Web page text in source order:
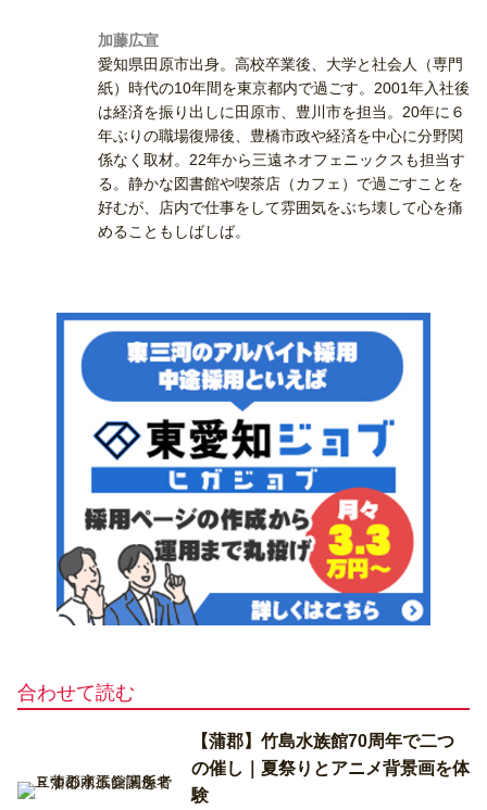
加藤広宣
愛知県田原市出身。高校卒業後、大学と社会人（専門
紙）時代の10年間を東京都内で過ごす。2001年入社後
は経済を振り出しに田原市、豊川市を担当。20年に６
年ぶりの職場復帰後、豊橋市政や経済を中心に分野関
係なく取材。22年から三遠ネオフェニックスも担当す
る。静かな図書館や喫茶店（カフェ）で過ごすことを
好むが、店内で仕事をして雰囲気をぶち壊して心を痛
めることもしばしば。
合わせて読む
【蒲郡】竹島水族館70周年で二つ
の催し｜夏祭りとアニメ背景画を体
験